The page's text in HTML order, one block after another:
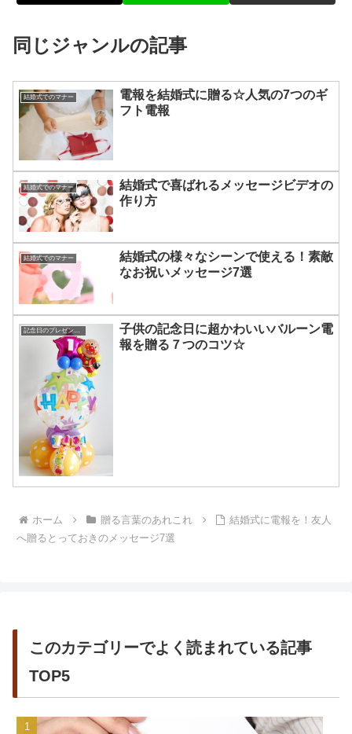
同じジャンルの記事
結婚式でのマナー
電報を結婚式に贈る☆人気の7つのギ
フト電報
結婚式でのマナー
結婚式で喜ばれるメッセージビデオの
作り方
結婚式でのマナー
結婚式の様々なシーンで使える！素敵
なお祝いメッセージ7選
記念日のプレゼントを贈るコツ
子供の記念日に超かわいいバルーン電
報を贈る７つのコツ☆
ホーム 贈る言葉のあれこれ
結婚式に電報を！友人
へ贈るとっておきのメッセージ7選
このカテゴリーでよく読まれている記事
TOP5